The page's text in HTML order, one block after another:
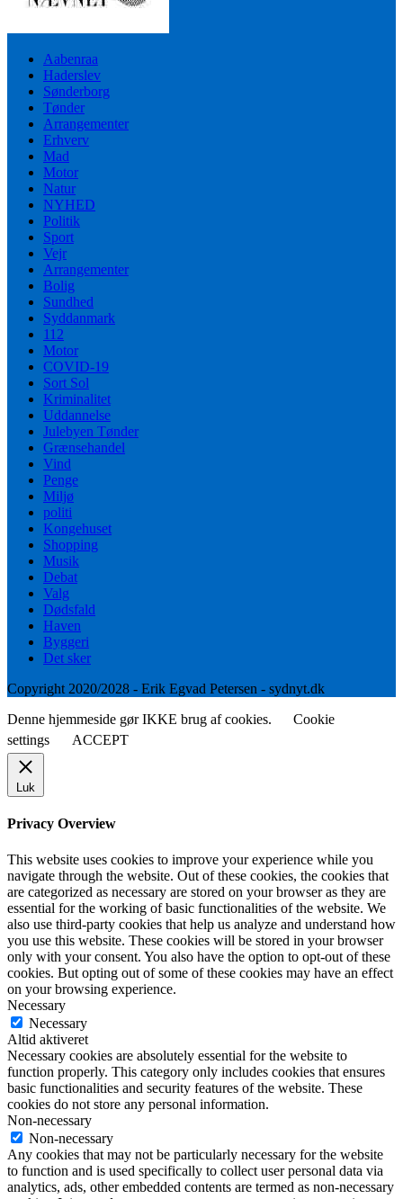
Aabenraa
Haderslev
Sønderborg
Tønder
Arrangementer
Erhverv
Mad
Motor
Natur
NYHED
Politik
Sport
Vejr
Arrangementer
Bolig
Sundhed
Syddanmark
112
Motor
COVID-19
Sort Sol
Kriminalitet
Uddannelse
Julebyen Tønder
Grænsehandel
Vind
Penge
Miljø
politi
Kongehuset
Shopping
Musik
Debat
Valg
Dødsfald
Haven
Byggeri
Det sker
Copyright 2020/2028 - Erik Egvad Petersen - sydnyt.dk
Denne hjemmeside gør IKKE brug af cookies.
Cookie
settings
ACCEPT
Luk
Privacy Overview
This website uses cookies to improve your experience while you
navigate through the website. Out of these cookies, the cookies that
are categorized as necessary are stored on your browser as they are
essential for the working of basic functionalities of the website. We
also use third-party cookies that help us analyze and understand how
you use this website. These cookies will be stored in your browser
only with your consent. You also have the option to opt-out of these
cookies. But opting out of some of these cookies may have an effect
on your browsing experience.
Necessary
Necessary
Altid aktiveret
Necessary cookies are absolutely essential for the website to
function properly. This category only includes cookies that ensures
basic functionalities and security features of the website. These
cookies do not store any personal information.
Non-necessary
Non-necessary
Any cookies that may not be particularly necessary for the website
to function and is used specifically to collect user personal data via
analytics, ads, other embedded contents are termed as non-necessary